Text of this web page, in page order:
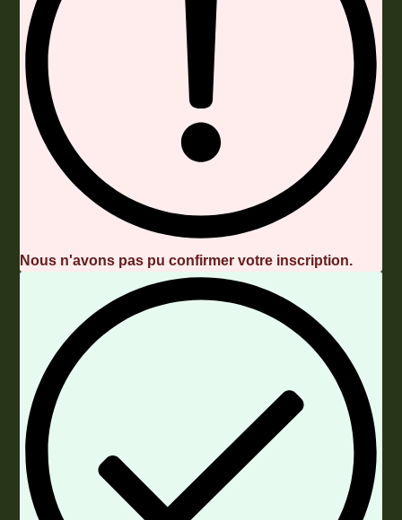
Nous n'avons pas pu confirmer votre inscription.